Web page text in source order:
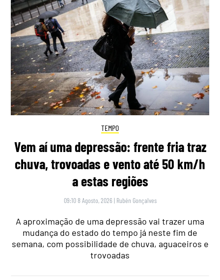
TEMPO
Vem aí uma depressão: frente fria traz
chuva, trovoadas e vento até 50 km/h
a estas regiões
09:10 8 Agosto, 2026 | Rubén Gonçalves
A aproximação de uma depressão vai trazer uma
mudança do estado do tempo já neste fim de
semana, com possibilidade de chuva, aguaceiros e
trovoadas